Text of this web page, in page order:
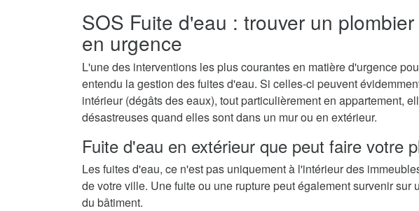
SOS Fuite d'eau : trouver un
en urgence
L'une des interventions les plus courantes en matière d'urgence
entendu la gestion des fuites d'eau. Si celles-ci peuvent
intérieur (dégâts des eaux), tout particulièrement en appartement,
désastreuses quand elles sont dans un mur ou en extérieur.
Fuite d'eau en extérieur que peut faire votre
Les fuites d'eau, ce n'est pas uniquement à l'intérieur des
de votre ville. Une fuite ou une rupture peut également survenir
du bâtiment.